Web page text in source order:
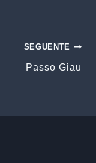
SEGUENTE
Passo Giau